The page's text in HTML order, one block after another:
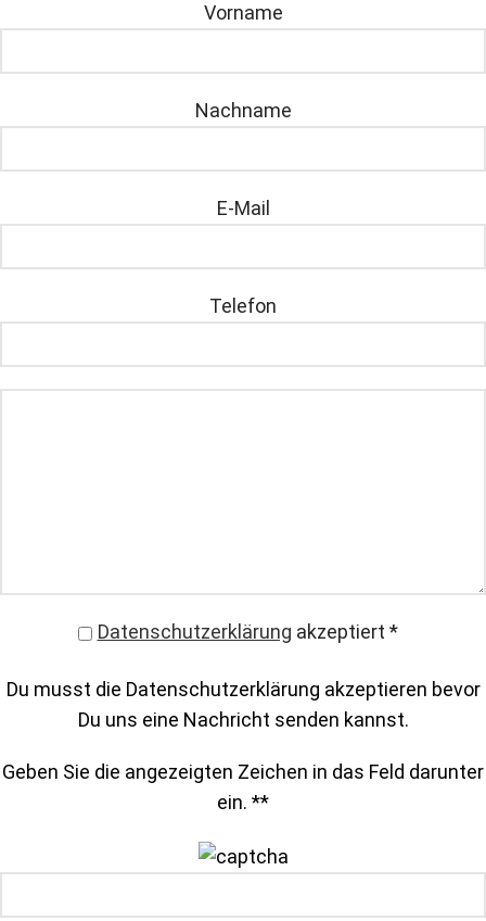
Vorname
Nachname
E-Mail
Telefon
Datenschutzerklärung akzeptiert *
Du musst die Datenschutzerklärung akzeptieren bevor
Du uns eine Nachricht senden kannst.
Geben Sie die angezeigten Zeichen in das Feld darunter
ein. **